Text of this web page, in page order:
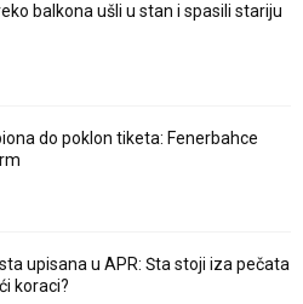
balkona ušli u stan i spasili stariju
do poklon tiketa: Fenerbahce
upisana u APR: Šta stoji iza pečata
koraci?